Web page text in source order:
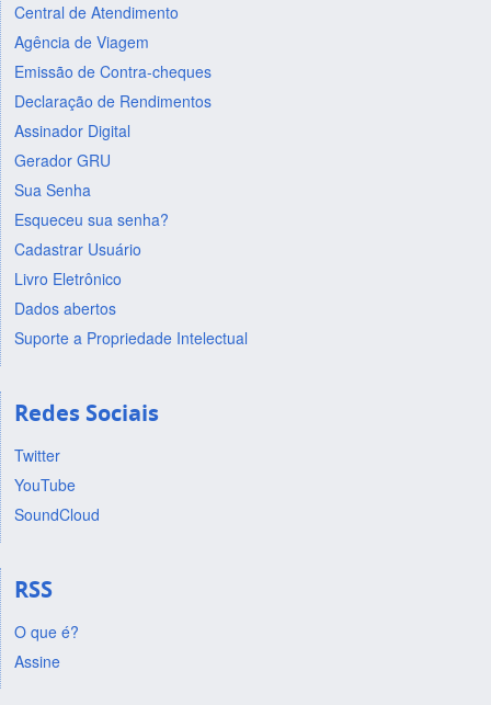
Central de Atendimento
Agência de Viagem
Emissão de Contra-cheques
Declaração de Rendimentos
Assinador Digital
Gerador GRU
Sua Senha
Esqueceu sua senha?
Cadastrar Usuário
Livro Eletrônico
Dados abertos
Suporte a Propriedade Intelectual
Redes Sociais
Twitter
YouTube
SoundCloud
RSS
O que é?
Assine